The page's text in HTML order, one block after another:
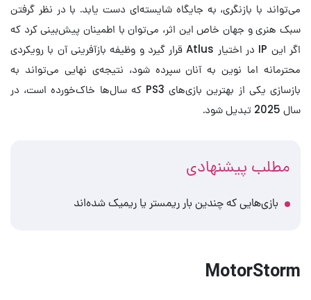
می‌تواند با بازنگری، به جایگاه شایسته‌ای دست یابد. با در نظر گرفتن
سبک هنری و جهان خاص این اثر، می‌توان با اطمینان پیش‌بینی کرد که
اگر این IP در اختیار Atlus قرار گیرد و وظیفه بازآفرینی آن با رویکردی
محترمانه اما نوین به آنان سپرده شود، نتیجه‌ی نهایی می‌تواند به
بازسازی یکی از بهترین بازی‌های PS3 که سال‌ها خاک‌خورده است، در
سال 2025 تبدیل شود.
مطلب پیشنهادی
بازی‌هایی که چندین بار ریمستر یا ریمیک شده‌اند
MotorStorm